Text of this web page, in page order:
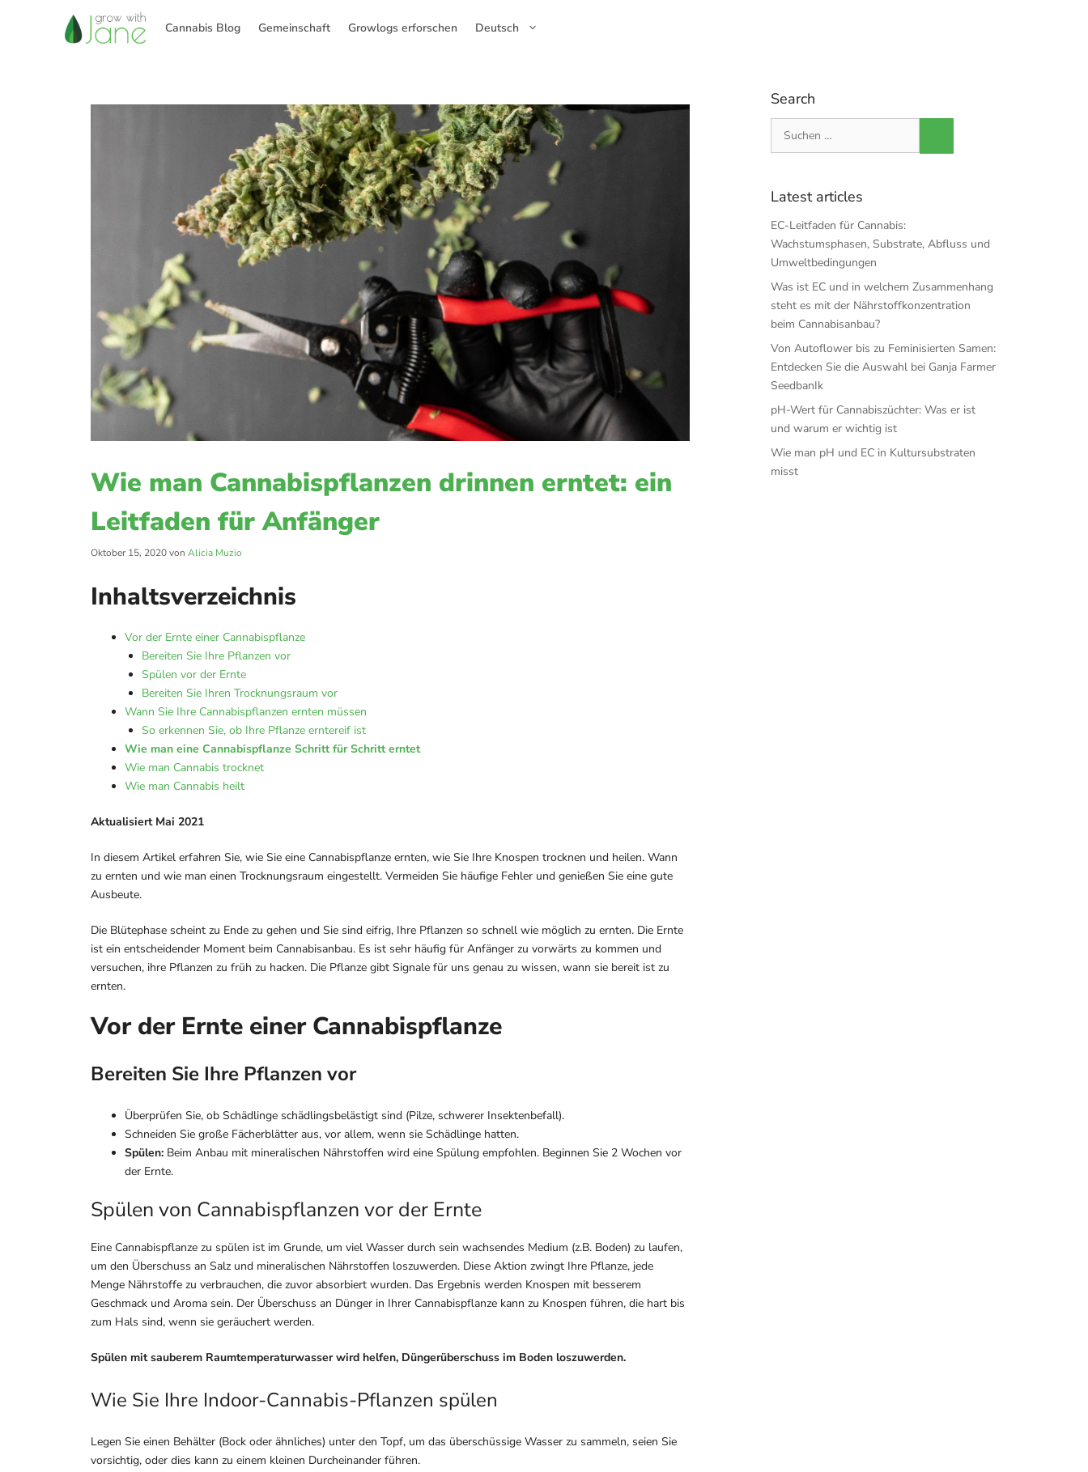
Cannabis Blog Gemeinschaft Growlogs erforschen Deutsch
Wie man Cannabispflanzen drinnen erntet: ein
Leitfaden für Anfänger
Oktober 15, 2020von Alicia Muzio
Inhaltsverzeichnis
Vor der Ernte einer Cannabispflanze
Bereiten Sie Ihre Pflanzen vor
Spülen vor der Ernte
Bereiten Sie Ihren Trocknungsraum vor
Wann Sie Ihre Cannabispflanzen ernten müssen
So erkennen Sie, ob Ihre Pflanze erntereif ist
Wie man eine Cannabispflanze Schritt für Schritt erntet
Wie man Cannabis trocknet
Wie man Cannabis heilt
Aktualisiert Mai 2021
In diesem Artikel erfahren Sie, wie Sie eine Cannabispflanze ernten, wie Sie Ihre Knospen trocknen und heilen. Wann
zu ernten und wie man einen Trocknungsraum eingestellt. Vermeiden Sie häufige Fehler und genießen Sie eine gute
Ausbeute.
Die Blütephase scheint zu Ende zu gehen und Sie sind eifrig, Ihre Pflanzen so schnell wie möglich zu ernten. Die Ernte
ist ein entscheidender Moment beim Cannabisanbau. Es ist sehr häufig für Anfänger zu vorwärts zu kommen und
versuchen, ihre Pflanzen zu früh zu hacken. Die Pflanze gibt Signale für uns genau zu wissen, wann sie bereit ist zu
ernten.
Vor der Ernte einer Cannabispflanze
Bereiten Sie Ihre Pflanzen vor
Überprüfen Sie, ob Schädlinge schädlingsbelästigt sind (Pilze, schwerer Insektenbefall).
Schneiden Sie große Fächerblätter aus, vor allem, wenn sie Schädlinge hatten.
Spülen: Beim Anbau mit mineralischen Nährstoffen wird eine Spülung empfohlen. Beginnen Sie 2 Wochen vor
der Ernte.
Spülen von Cannabispflanzen vor der Ernte
Eine Cannabispflanze zu spülen ist im Grunde, um viel Wasser durch sein wachsendes Medium (z.B. Boden) zu laufen,
um den Überschuss an Salz und mineralischen Nährstoffen loszuwerden. Diese Aktion zwingt Ihre Pflanze, jede
Menge Nährstoffe zu verbrauchen, die zuvor absorbiert wurden. Das Ergebnis werden Knospen mit besserem
Geschmack und Aroma sein. Der Überschuss an Dünger in Ihrer Cannabispflanze kann zu Knospen führen, die hart bis
zum Hals sind, wenn sie geräuchert werden.
Spülen mit sauberem Raumtemperaturwasser wird helfen, Düngerüberschuss im Boden loszuwerden.
Wie Sie Ihre Indoor-Cannabis-Pflanzen spülen
Legen Sie einen Behälter (Bock oder ähnliches) unter den Topf, um das überschüssige Wasser zu sammeln, seien Sie
vorsichtig, oder dies kann zu einem kleinen Durcheinander führen.
Search
Latest articles
EC-Leitfaden für Cannabis:
Wachstumsphasen, Substrate, Abfluss und
Umweltbedingungen
Was ist EC und in welchem Zusammenhang
steht es mit der Nährstoffkonzentration
beim Cannabisanbau?
Von Autoflower bis zu Feminisierten Samen:
Entdecken Sie die Auswahl bei Ganja Farmer
SeedbanIk
pH-Wert für Cannabiszüchter: Was er ist
und warum er wichtig ist
Wie man pH und EC in Kultursubstraten
misst